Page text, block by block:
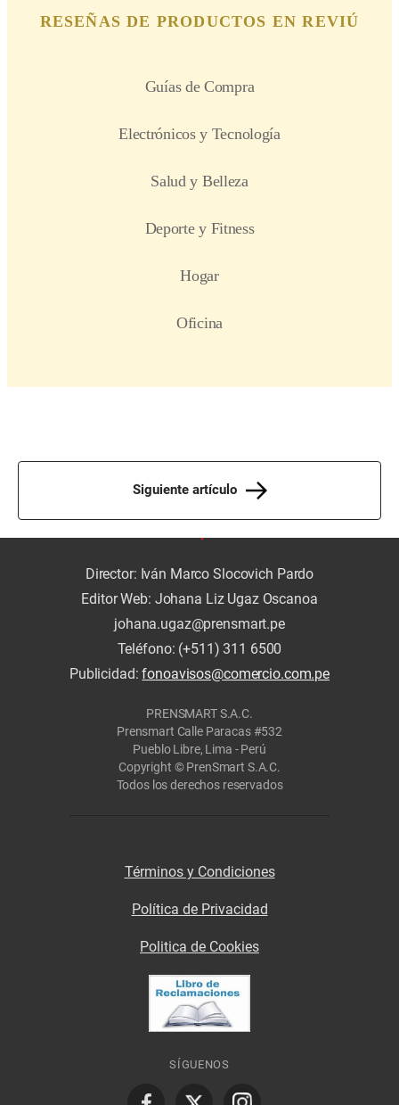
Siguiente artículo
Director: Iván Marco Slocovich Pardo
Editor Web: Johana Liz Ugaz Oscanoa
johana.ugaz@prensmart.pe
Teléfono: (+511) 311 6500
Publicidad:fonoavisos@comercio.com.pe
PRENSMART S.A.C.
Prensmart Calle Paracas #532
Pueblo Libre, Lima - Perú
Copyright © PrenSmart S.A.C.
Todos los derechos reservados
Términos y Condiciones
Política de Privacidad
Politica de Cookies
SÍGUENOS